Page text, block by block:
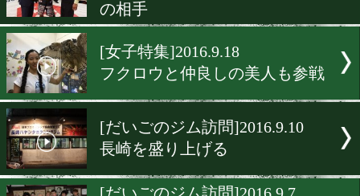
[コラム]2016.9.29
英国の敗北請負人たち
[ボクモバ投票]2016.9.21
新チャンピオン長谷川穂積
の相手